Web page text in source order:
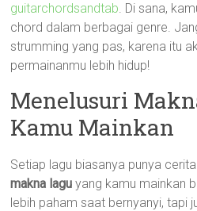
guitarchordsandtab. Di sana,
chord dalam berbagai genre.
strumming yang pas, karena itu
permainanmu lebih hidup!
Menelusuri
Kamu Mainkan
Setiap lagu biasanya punya
makna lagu yang kamu mainkan
lebih paham saat bernyanyi, tapi